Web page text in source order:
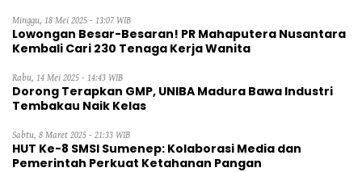
Minggu, 18 Mei 2025 - 13:07 WIB
Lowongan Besar-Besaran! PR Mahaputera Nusantara
Kembali Cari 230 Tenaga Kerja Wanita
Rabu, 14 Mei 2025 - 14:43 WIB
Dorong Terapkan GMP, UNIBA Madura Bawa Industri
Tembakau Naik Kelas
Sabtu, 8 Maret 2025 - 21:33 WIB
HUT Ke-8 SMSI Sumenep: Kolaborasi Media dan
Pemerintah Perkuat Ketahanan Pangan